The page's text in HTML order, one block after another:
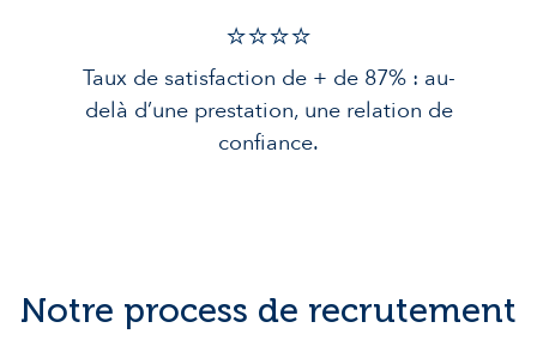
⭐️⭐️⭐️️⭐️️
Taux de satisfaction de + de 87% : au-
delà d’une prestation, une relation de
confiance.
Notre process de recrutement